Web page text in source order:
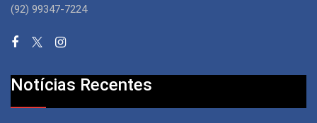
(92) 99347-7224
Notícias Recentes